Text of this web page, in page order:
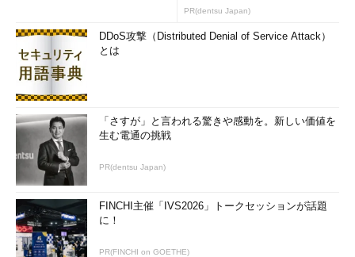
PR(dentsu Japan)
DDoS攻撃（Distributed Denial of Service Attack）
とは
「さすが」と言われる驚きや感動を。新しい価値を
生む電通の挑戦
PR(dentsu Japan)
FINCHI主催「IVS2026」トークセッションが話題
に！
PR(FINCHI on GOETHE)